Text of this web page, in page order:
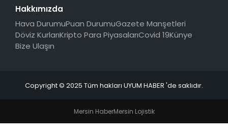
Hakkımızda
Hava DurumuPuan DurumuGazete Manşetleri
Döviz KurlarıKripto Para PiyasalarıCovid 19Künye
Bize Ulaşın
Copyright © 2025 Tüm hakları UYUM HABER 'de saklıdır.
Mersin HaberMersin Lojistik